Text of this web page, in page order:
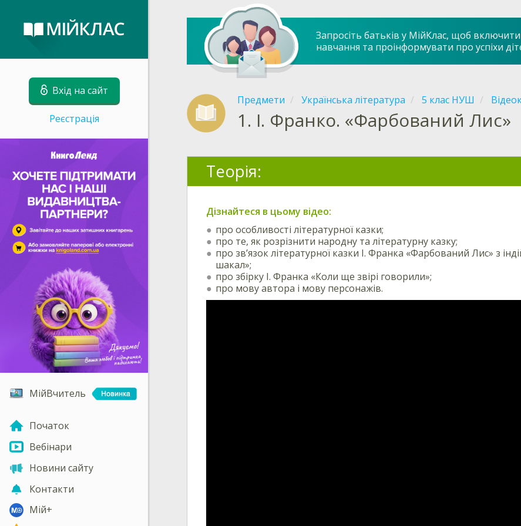
Вхід на сайт
Реєстрація
МійВчитель
Початок
Вебінари
Новини сайту
Контакти
Мій+
Запросіть батьків у МійКлас, щоб
навчання та проінформувати про успіхи
Предмети Українська література 5 клас НУШ
1. І. Франко. «Фарбований Лис»
Теорія:
Дізнайтеся в цьому відео:
про особливості літературної казки;
про те, як розрізнити народну та літературну казку;
про зв’язок літературної казки І. Франка «Фарбований Лис» з
шакал»;
про збірку І. Франка «Коли ще звірі говорили»;
про мову автора і мову персонажів.